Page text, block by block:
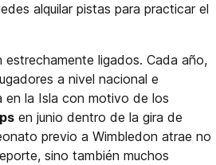
alquilar pistas para practicar el
ligados. Cada año,
a nivel nacional e
en la Isla con motivo de los
en junio dentro de la gira de
previo a Wimbledon atrae no
sino también muchos